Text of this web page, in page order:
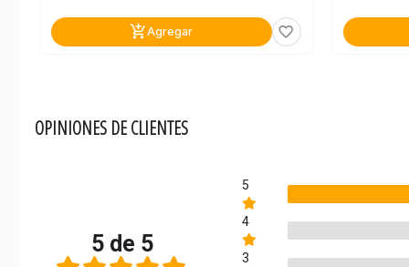
add_shopping_cartAgregar favorite_border
OPINIONES DE CLIENTES
5 de 5
5
4
3